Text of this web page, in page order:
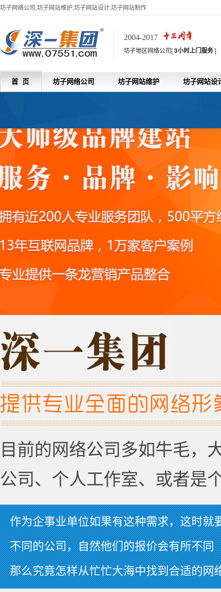
坊子网络公司,坊子网站维护,坊子网站设计,坊子网站制作
2004-2017
坊子地区网络公司[3小时上门服务]
首 页 坊子网络公司 坊子网站维护 坊子网站设
目前的网络公司多如牛毛，
公司、个人工作室、或者是
作为企事业单位如果有这种需求，这时就
不同的公司，自然他们的报价会有所不同
那么究竟怎样从忙忙大海中找到合适的网